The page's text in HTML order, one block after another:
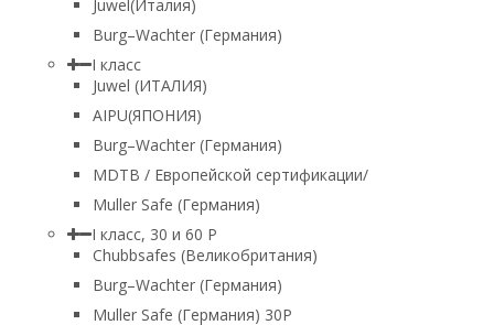
Juwel(Италия)
Burg–Wachter (Германия)
I класс
Juwel (ИТАЛИЯ)
AIPU(ЯПОНИЯ)
Burg–Wachter (Германия)
MDTB / Европейской сертификации/
Muller Safe (Германия)
I класс, 30 и 60 P
Chubbsafes (Великобритания)
Burg–Wachter (Германия)
Muller Safe (Германия) 30Р